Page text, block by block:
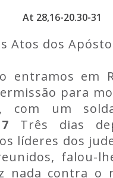
At 28,16-20.30-31
Atos dos
entramos em
para
com um
Três dias
líderes dos
falou-
nada contra o